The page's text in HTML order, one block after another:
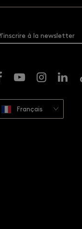
à la newsletter
Français